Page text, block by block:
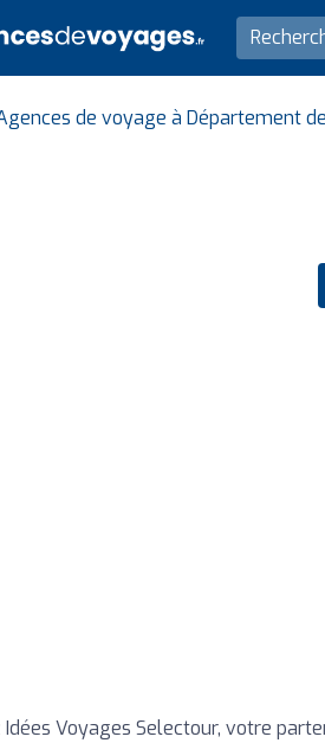
de voyage à Département
Voyages Selectour, votre